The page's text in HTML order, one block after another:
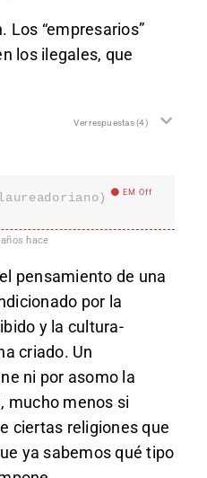
Los “empresarios”
los ilegales, que
Ver respuestas(4)
EM Off
hace
pensamiento de una
por la
y la cultura-
criado. Un
ni por asomo la
mucho menos si
ciertas religiones que
ya sabemos qué tipo